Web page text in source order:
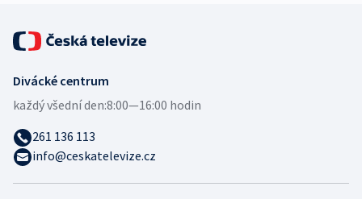
Divácké centrum
každý všední den:8:00—16:00 hodin
261 136 113
info@ceskatelevize.cz